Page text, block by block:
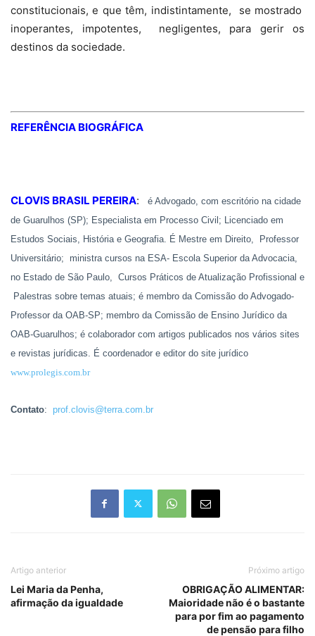
constitucionais, e que têm, indistintamente,
se mostrado
inoperantes, impotentes,
negligentes, para gerir os
destinos da sociedade.
REFERÊNCIA BIOGRÁFICA
CLOVIS BRASIL PEREIRA:
é Advogado, com escritório na cidade
de Guarulhos (SP); Especialista em Processo Civil; Licenciado em
Estudos Sociais, História e Geografia. É Mestre em Direito, Professor
Universitário; ministra cursos na ESA- Escola Superior da Advocacia,
no Estado de São Paulo, Cursos Práticos de Atualização Profissional e
Palestras sobre temas atuais; é membro da Comissão do Advogado-
Professor da OAB-SP; membro da Comissão de Ensino Jurídico da
OAB-Guarulhos; é colaborador com artigos publicados nos vários sites
e revistas jurídicas. É coordenador e editor do site jurídico
www.prolegis.com.br
Contato: prof.clovis@terra.com.br
Artigo anterior
Lei Maria da Penha,
afirmação da igualdade
Próximo artigo
OBRIGAÇÃO ALIMENTAR:
Maioridade não é o bastante
para por fim ao pagamento
de pensão para filho